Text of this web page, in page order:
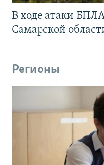
В ходе атаки
Самарской
Регионы